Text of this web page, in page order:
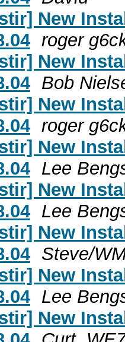
New
roger
New
Bob
New
roger
New
Lee
New
Lee
New
Steve/
New
Lee
New